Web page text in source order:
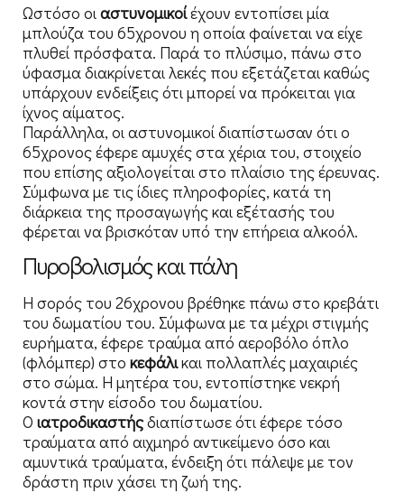
Ωστόσο οιαστυνομικοίέχουν εντοπίσει μία
μπλούζα του 65χρονου η οποία φαίνεται να είχε
πλυθεί πρόσφατα. Παρά το πλύσιμο, πάνω στο
ύφασμα διακρίνεται λεκές που εξετάζεται καθώς
υπάρχουν ενδείξεις ότι μπορεί να πρόκειται για
ίχνος αίματος.
Παράλληλα, οι αστυνομικοί διαπίστωσαν ότι ο
65χρονος έφερε αμυχές στα χέρια του, στοιχείο
που επίσης αξιολογείται στο πλαίσιο της έρευνας.
Σύμφωνα με τις ίδιες πληροφορίες, κατά τη
διάρκεια της προσαγωγής και εξέτασής του
φέρεται να βρισκόταν υπό την επήρεια αλκοόλ.
Πυροβολισμός και πάλη
Η σορός του 26χρονου βρέθηκε πάνω στο κρεβάτι
του δωματίου του. Σύμφωνα με τα μέχρι στιγμής
ευρήματα, έφερε τραύμα από αεροβόλο όπλο
(φλόμπερ) στο κεφάλικαι πολλαπλές μαχαιριές
στο σώμα. Η μητέρα του, εντοπίστηκε νεκρή
κοντά στην είσοδο του δωματίου.
Ο ιατροδικαστήςδιαπίστωσε ότι έφερε τόσο
τραύματα από αιχμηρό αντικείμενο όσο και
αμυντικά τραύματα, ένδειξη ότι πάλεψε με τον
δράστη πριν χάσει τη ζωή της.